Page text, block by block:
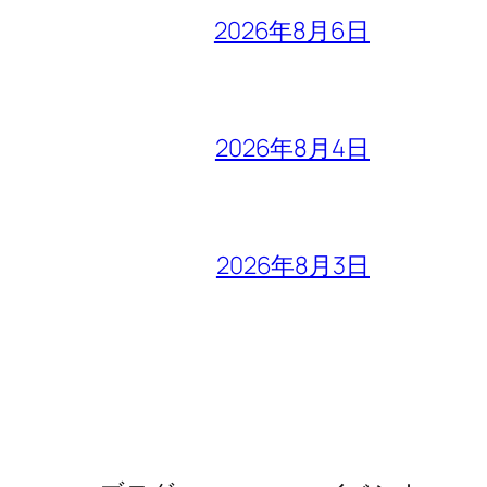
2026年8月6日
2026年8月4日
2026年8月3日